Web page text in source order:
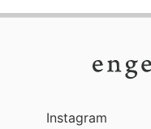
Instagram